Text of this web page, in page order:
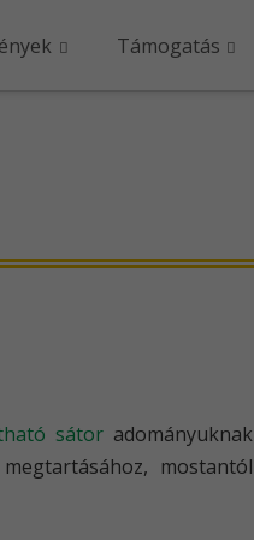
Támogatás
sátoradományuknak
mostantól